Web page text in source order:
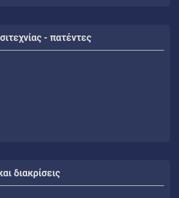
- πατέντες
διακρίσεις